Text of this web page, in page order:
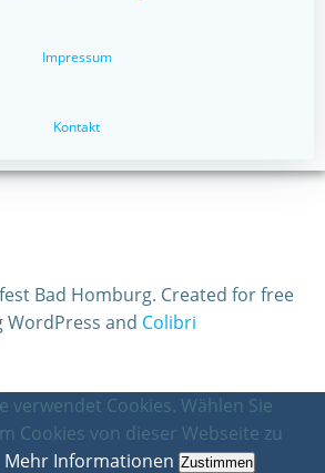
Impressum
Kontakt
Bad Homburg. Created for free
WordPress and Colibri
verwendet Cookies. Wählen Sie
Cookies von dieser Webseite zu
Mehr Informationen Zustimmen